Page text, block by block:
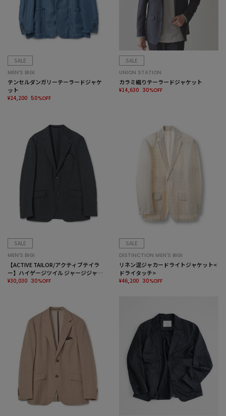
SALE
MEN’S BIGI
テンセルダンガリーテーラードジャケ
ット
¥24,200 50%OFF
SALE
UNION STATION
カラミ織りテーラードジャケット
¥14,630 30%OFF
SALE
MEN’S BIGI
【ACTIVE TAILOR/アクティブテイラ
ー】ハイゲージツイル ジャージジャケ
ット＜防シワ性＞＜ストレッチ＞
¥30,030 30%OFF
SALE
DISTINCTION MEN'S BIGI
リネン混ジャカードライトジャケット<
ドライタッチ>
¥46,200 30%OFF